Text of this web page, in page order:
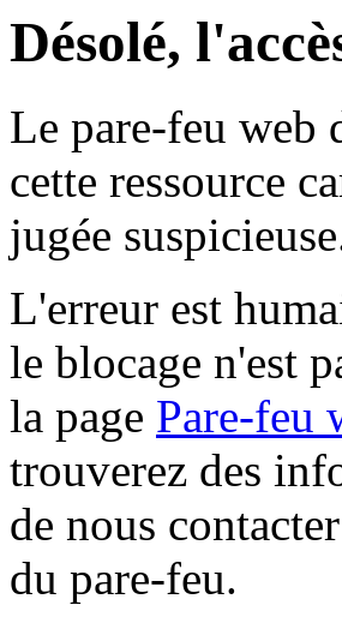
Désolé,
Le pare-feu web
cette ressource
jugée
L'erreur est
le blocage n'est
la page Pare-feu
trouverez des
de nous
du pare-feu.